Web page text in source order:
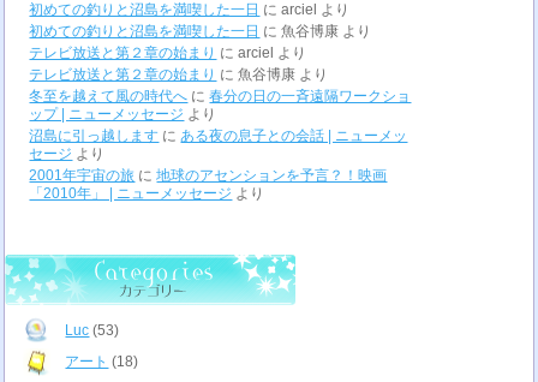
初めての釣りと沼島を満喫した一日 にarciel
より
初めての釣りと沼島を満喫した一日 に魚谷博康 より
テレビ放送と第２章の始まり にarciel
より
テレビ放送と第２章の始まり に魚谷博康 より
冬至を越えて風の時代へ に春分の日の一斉遠隔ワークショ
ップ | ニューメッセージ より
沼島に引っ越します に ある夜の息子との会話 | ニューメッ
セージ より
2001年宇宙の旅 に地球のアセンションを予言？！映画
「2010年」 | ニューメッセージ より
Luc (53)
アート (18)